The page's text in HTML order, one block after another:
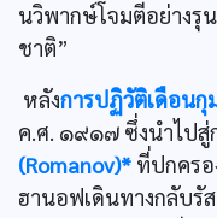
นวิพากษ์โจมตีอย่างรุ
ชาติ”
หลังการปฏิวัติเดือนกุ
ค.ศ. ๑๙๑๗ ซึ่งนำไปสู่
(Romanov)* ที่ปกครอ
ฮานอฟเดินทางกลับรั